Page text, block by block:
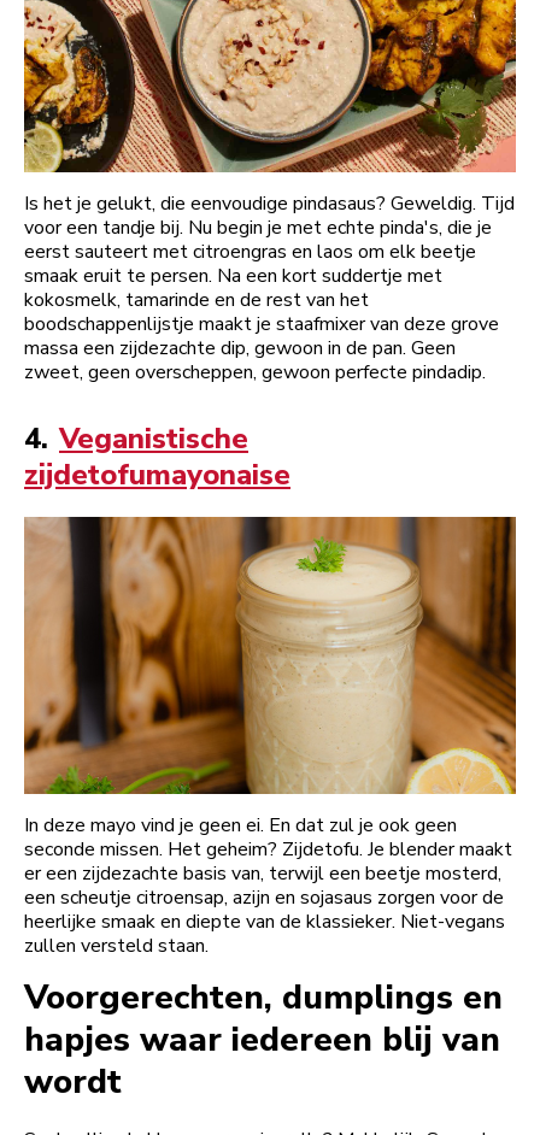
Is het je gelukt, die eenvoudige pindasaus? Geweldig. Tijd
voor een tandje bij. Nu begin je met echte pinda's, die je
eerst sauteert met citroengras en laos om elk beetje
smaak eruit te persen. Na een kort suddertje met
kokosmelk, tamarinde en de rest van het
boodschappenlijstje maakt je staafmixer van deze grove
massa een zijdezachte dip, gewoon in de pan. Geen
zweet, geen overscheppen, gewoon perfecte pindadip.
4. Veganistische
zijdetofumayonaise
In deze mayo vind je geen ei. En dat zul je ook geen
seconde missen. Het geheim? Zijdetofu. Je blender maakt
er een zijdezachte basis van, terwijl een beetje mosterd,
een scheutje citroensap, azijn en sojasaus zorgen voor de
heerlijke smaak en diepte van de klassieker. Niet-vegans
zullen versteld staan.
Voorgerechten, dumplings en
hapjes waar iedereen blij van
wordt